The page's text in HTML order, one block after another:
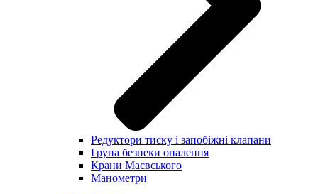
Редуктори тиску і запобіжні клапани
Група безпеки опалення
Крани Маєвського
Манометри